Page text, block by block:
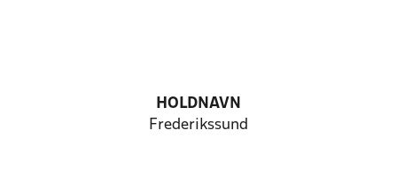
HOLDNAVN
Frederikssund